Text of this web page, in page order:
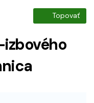
Topovať